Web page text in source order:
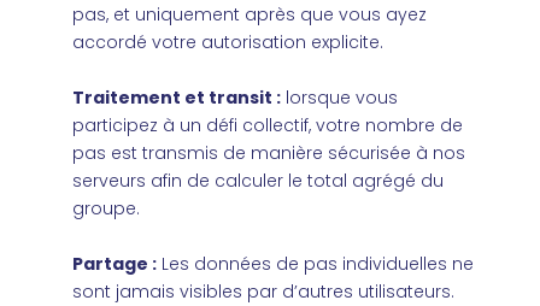
pas, et uniquement après que vous ayez
accordé votre autorisation explicite.
Traitement et transit :lorsque vous
participez à un défi collectif, votre nombre de
pas est transmis de manière sécurisée à nos
serveurs afin de calculer le total agrégé du
groupe.
Partage : Les données de pas individuelles ne
sont jamais visibles par d’autres utilisateurs.